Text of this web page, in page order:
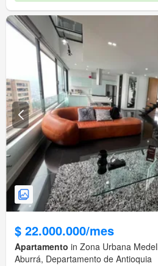
$ 22.000.000/mes
Apartamento in Zona Urbana
Aburrá, Departamento de Antioquia